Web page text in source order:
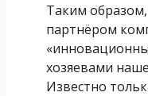
Таким
партнёром
хозяевами
Известно